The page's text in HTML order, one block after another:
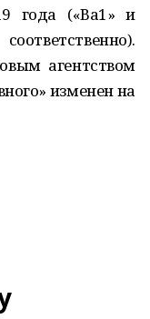
года («Ва1» и
агентством
изменен на